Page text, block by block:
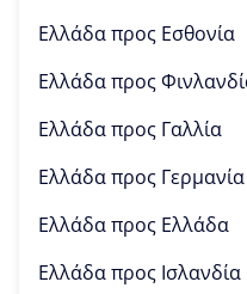
Ελλάδα προς Εσθονία
Ελλάδα προς
Ελλάδα προς Γαλλία
Ελλάδα προς Γερμανία
Ελλάδα προς Ελλάδα
Ελλάδα προς Ισλανδία